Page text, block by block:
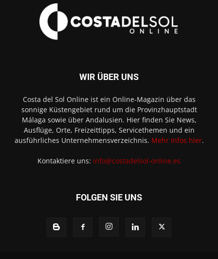
WIR ÜBER UNS
Costa del Sol Online ist ein Online-Magazin über das
sonnige Küstengebiet rund um die Provinzhauptstadt
Málaga sowie über Andalusien. Hier finden Sie News,
Ausflüge, Orte, Freizeittipps, Servicethemen und ein
ausführliches Unternehmensverzeichnis. Mehr Infos hier.
Kontaktiere uns: info@costadelsol-online.es
FOLGEN SIE UNS